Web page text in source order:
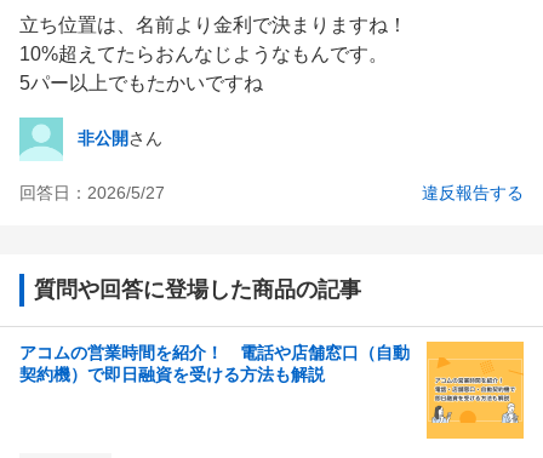
立ち位置は、名前より金利で決まりますね！
10%超えてたらおんなじようなもんです。
5パー以上でもたかいですね
非公開さん
回答日： 2026/5/27 違反報告する
質問や回答に登場した商品の記事
アコムの営業時間を紹介！ 電話や店舗窓口（自動
契約機）で即日融資を受ける方法も解説